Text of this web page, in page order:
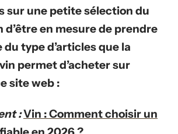
sur une petite sélection du
d’être en mesure de prendre
type d’articles que la
permet d’acheter sur
site web :
:Vin : Comment choisir un